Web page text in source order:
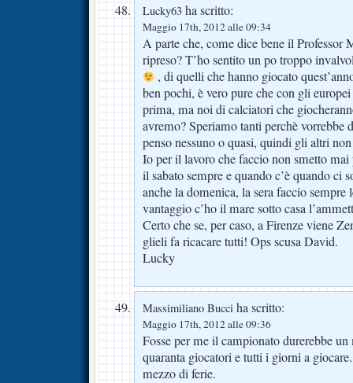
Lucky63 ha scritto:
Maggio 17th, 2012 alle 09:34
A parte che, come dice bene il Professor
ripreso? T’ho sentito un po troppo
, di quelli che hanno giocato
ben pochi, è vero pure che con gli
prima, ma noi di calciatori che
avremo? Speriamo tanti perchè vorrebbe
penso nessuno o quasi, quindi gli altri
Io per il lavoro che faccio non smetto
il sabato sempre e quando c’è quando ci
anche la domenica, la sera faccio
vantaggio c’ho il mare sotto casa
Certo che se, per caso, a Firenze viene
glieli fa ricacare tutti! Ops scusa David.
Lucky
Massimiliano Bucci ha scritto:
Maggio 17th, 2012 alle 09:36
Fosse per me il campionato durerebbe un
quaranta giocatori e tutti i giorni a
mezzo di ferie.